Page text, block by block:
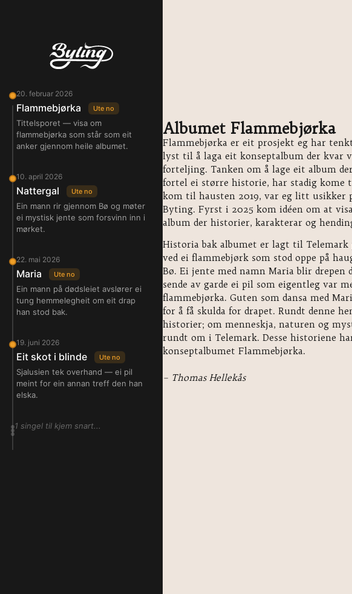
20. februar 2026
Flammebjørka Ute no
Tittelsporet — visa om
flammebjørka som står som eit
anker gjennom heile albumet.
10. april 2026
Nattergal Ute no
Ein mann rir gjennom Bø og møter
ei mystisk jente som forsvinn inn i
mørket.
22. mai 2026
Maria Ute no
Ein mann på dødsleiet avslører ei
tung hemmelegheit om eit drap
han stod bak.
19. juni 2026
Eit skot i blinde Ute no
Sjalusien tek overhand — ei pil
meint for ein annan treff den han
elska.
1 singel til kjem snart...
Albumet Flammebjørka
Flammebjørka er eit prosjekt eg har
lyst til å laga eit konseptalbum der kvar
forteljing. Tanken om å lage eit album
fortel ei større historie, har stadig kome
kom til hausten 2019, var eg litt usikker
Byting. Fyrst i 2025 kom idéen om at
album der historier, karakterar og
Historia bak albumet er lagt til Telemark
ved ei flammebjørk som stod oppe på
Bø. Ei jente med namn Maria blir drepen
sende av garde ei pil som eigentleg var
flammebjørka. Guten som dansa med
for å få skulda for drapet. Rundt denne
historier; om menneskja, naturen og
rundt om i Telemark. Desse historiene
konseptalbumet Flammebjørka.
– Thomas Hellekås